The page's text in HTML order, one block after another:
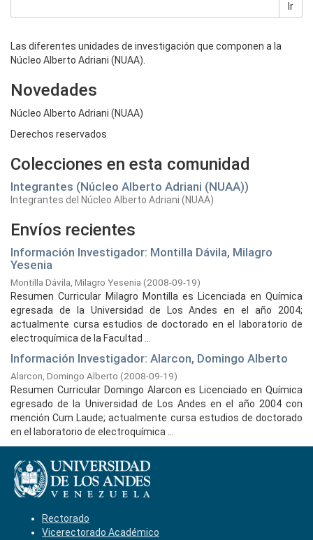
Ir
Las diferentes unidades de investigación que componen a la
Núcleo Alberto Adriani (NUAA).
Novedades
Núcleo Alberto Adriani (NUAA)
Derechos reservados
Colecciones en esta comunidad
Integrantes (Núcleo Alberto Adriani (NUAA))
Integrantes del Núcleo Alberto Adriani (NUAA)
Envíos recientes
Información Investigador: Montilla Dávila, Milagro
Yesenia
Montilla Dávila, Milagro Yesenia (2008-09-19)
Resumen Curricular Milagro Montilla es Licenciada en Química
egresada de la Universidad de Los Andes en el año 2004;
actualmente cursa estudios de doctorado en el laboratorio de
electroquímica de la Facultad ...
Información Investigador: Alarcon, Domingo Alberto
Alarcon, Domingo Alberto (2008-09-19)
Resumen Curricular Domingo Alarcon es Licenciado en Química
egresado de la Universidad de Los Andes en el año 2004 con
mención Cum Laude; actualmente cursa estudios de doctorado
en el laboratorio de electroquímica ...
Rectorado
Vicerectorado Académico